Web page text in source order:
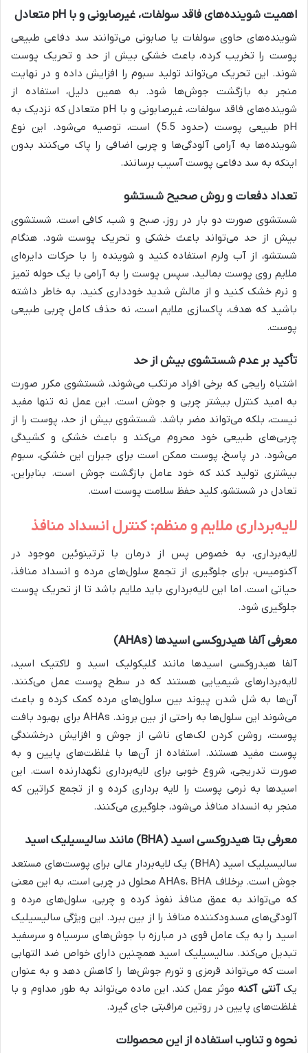
اهمیت شوینده‌های فاقد سولفات، غیرصابونی و با pH متعادل
شوینده‌های حاوی سولفات یا صابونی می‌توانند سد دفاعی طبیعی
پوست را تخریب کرده، باعث خشکی بیش از حد و تحریک پوست
شوند. این تحریک می‌تواند تولید سبوم را افزایش داده و در نهایت
منجر به بازگشت جوش‌ها شود. به همین دلیل، استفاده از
شوینده‌های فاقد سولفات، غیرصابونی و با pH متعادل که نزدیک به
pH طبیعی پوست (حدود 5.5) است، توصیه می‌شود. این نوع
شوینده‌ها به آرامی آلودگی‌ها و چربی اضافی را پاک می‌کنند بدون
اینکه به سد دفاعی پوست آسیب برسانند.
تعداد دفعات و روش صحیح شستشو
شستشوی صورت دو بار در روز، صبح و شب، کافی است. شستشوی
بیش از حد می‌تواند باعث خشکی و تحریک پوست شود. هنگام
شستشو، از آب ولرم استفاده کنید و شوینده را با حرکات دایره‌ای
ملایم روی پوست بمالید. سپس پوست را به آرامی با یک حوله تمیز
و نرم خشک کنید و از مالش شدید خودداری کنید. به خاطر داشته
باشید که هدف، پاکسازی ملایم است، نه حذف کامل چربی طبیعی
پوست.
تأکید بر عدم شستشوی بیش از حد
اشتباه رایجی که برخی افراد مرتکب می‌شوند، شستشوی مکرر صورت
به امید کنترل بیشتر چربی و جوش است. این عمل نه تنها مفید
نیست، بلکه می‌تواند مضر باشد. شستشوی بیش از حد، پوست را از
چربی‌های طبیعی خود محروم می‌کند و باعث خشکی و کشیدگی
می‌شود. در پاسخ، پوست ممکن است برای جبران این خشکی، سبوم
بیشتری تولید کند که خود عامل بازگشت جوش است. بنابراین،
تعادل در شستشو، کلید حفظ سلامت پوست است.
لایه‌برداری ملایم و منظم: کنترل انسداد منافذ
لایه‌برداری، به خصوص پس از درمان با ترتینوئین موجود در
آکنومیس، برای جلوگیری از تجمع سلول‌های مرده و انسداد منافذ،
حیاتی است. اما این لایه‌برداری باید ملایم باشد تا از تحریک پوست
جلوگیری شود.
معرفی آلفا هیدروکسی اسیدها (AHAs)
آلفا هیدروکسی اسیدها مانند گلیکولیک اسید و لاکتیک اسید،
لایه‌بردارهای شیمیایی هستند که در سطح پوست عمل می‌کنند.
آن‌ها به شل شدن پیوند بین سلول‌های مرده کمک کرده و باعث
می‌شوند این سلول‌ها به راحتی از بین بروند. AHAs برای بهبود بافت
پوست، روشن کردن لک‌های ناشی از جوش و افزایش درخشندگی
پوست مفید هستند. استفاده از آن‌ها با غلظت‌های پایین و به
صورت تدریجی، شروع خوبی برای لایه‌برداری نگهدارنده است. این
اسیدها به نرمی پوست را لایه برداری کرده و از تجمع کراتین که
منجر به انسداد منافذ می‌شود، جلوگیری می‌کنند.
معرفی بتا هیدروکسی اسید (BHA) مانند سالیسیلیک اسید
سالیسیلیک اسید (BHA) یک لایه‌بردار عالی برای پوست‌های مستعد
جوش است. برخلاف AHAs، BHA محلول در چربی است، به این معنی
که می‌تواند به عمق منافذ نفوذ کرده و چربی، سلول‌های مرده و
آلودگی‌های مسدودکننده منافذ را از بین ببرد. این ویژگی سالیسیلیک
اسید را به یک عامل قوی در مبارزه با جوش‌های سرسیاه و سرسفید
تبدیل می‌کند. سالیسیلیک اسید همچنین دارای خواص ضد التهابی
است که می‌تواند قرمزی و تورم جوش‌ها را کاهش دهد و به عنوان
یکآنتی آکنه موثر عمل کند. این ماده می‌تواند به طور مداوم و با
غلظت‌های پایین در روتین مراقبتی جای گیرد.
نحوه و تناوب استفاده از این محصولات